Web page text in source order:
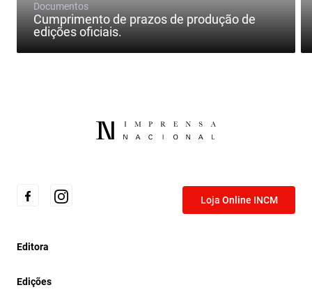
Documentos
Cumprimento de prazos de produção de
edições oficiais.
Loja Online INCM
Editora
Edições